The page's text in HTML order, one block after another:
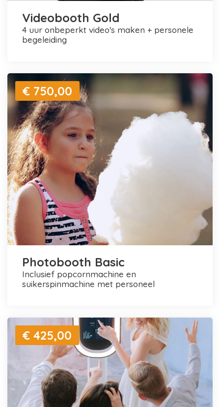
Videobooth Gold
4 uur onbeperkt video's maken + personele
begeleiding
€ 750,00
Photobooth Basic
inclusief popcornmachine en
suikerspinmachine met personeel
€ 425,00